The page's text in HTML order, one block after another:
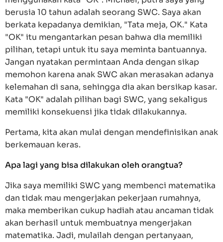
berusia 10 tahun adalah seorang SWC. Saya akan
berkata kepadanya demikian, "Tata meja, OK." Kata
"OK" itu mengantarkan pesan bahwa dia memiliki
pilihan, tetapi untuk itu saya meminta bantuannya.
Jangan nyatakan permintaan Anda dengan sikap
memohon karena anak SWC akan merasakan adanya
kelemahan di sana, sehingga dia akan bersikap kasar.
Kata "OK" adalah pilihan bagi SWC, yang sekaligus
memiliki konsekuensi jika tidak dilakukannya.
Pertama, kita akan mulai dengan mendefinisikan anak
berkemauan keras.
Apa lagi yang bisa dilakukan oleh orangtua?
Jika saya memiliki SWC yang membenci matematika
dan tidak mau mengerjakan pekerjaan rumahnya,
maka memberikan cukup hadiah atau ancaman tidak
akan berhasil untuk membuatnya mengerjakan
matematika. Jadi, mulailah dengan pertanyaan,